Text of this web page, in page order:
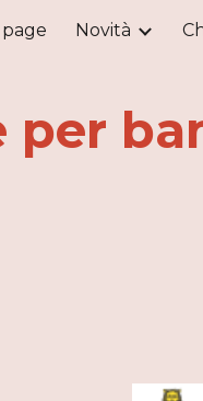
Skip to navigation
Novità
per